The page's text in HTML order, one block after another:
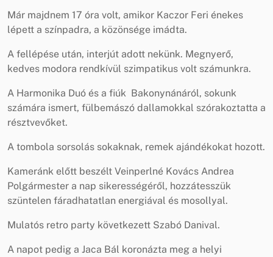
Már majdnem 17 óra volt, amikor Kaczor Feri énekes
lépett a színpadra, a közönsége imádta.
A fellépése után, interjút adott nekünk. Megnyerő,
kedves modora rendkívül szimpatikus volt számunkra.
A Harmonika Duó és a fiúk Bakonynánáról, sokunk
számára ismert, fülbemászó dallamokkal szórakoztatta a
résztvevőket.
A tombola sorsolás sokaknak, remek ajándékokat hozott.
Kameránk előtt beszélt Veinperlné Kovács Andrea
Polgármester a nap sikerességéről, hozzátesszük
szüntelen fáradhatatlan energiával és mosollyal.
Mulatós retro party következett Szabó Danival.
A napot pedig a Jaca Bál koronázta meg a helyi